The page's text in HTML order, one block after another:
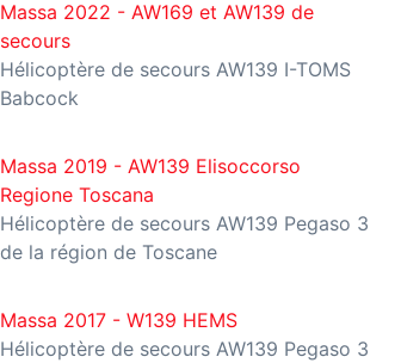
Massa 2022 - AW169 et AW139 de
secours
Hélicoptère de secours AW139 I-TOMS
Babcock
Massa 2019 - AW139 Elisoccorso
Regione Toscana
Hélicoptère de secours AW139 Pegaso 3
de la région de Toscane
Massa 2017 - W139 HEMS
Hélicoptère de secours AW139 Pegaso 3